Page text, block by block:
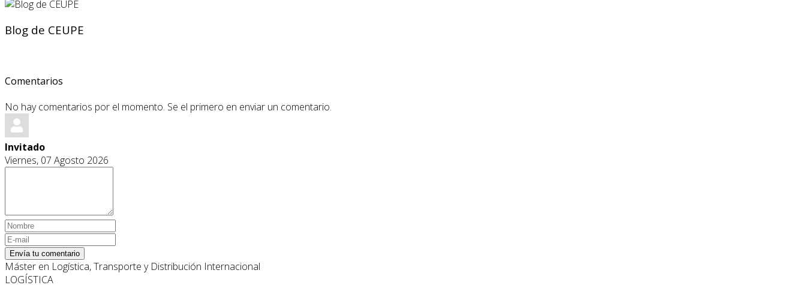
Blog de CEUPE
Comentarios
No hay comentarios por el momento. Se el primero en enviar un comentario.
Invitado
Viernes, 07 Agosto 2026
Envía tu comentario
Máster en Logística, Transporte y Distribución Internacional
LOGÍSTICA